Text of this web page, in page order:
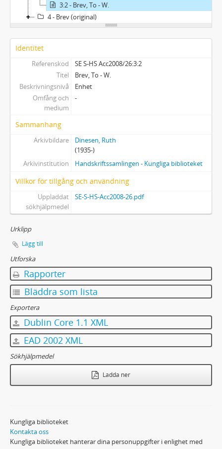
3:2 - Brev, To - W.
4 - Brev (original)
Identitet
Referenskod
SE S-HS Acc2008/26:3:2
Titel
Brev, To - W.
Beskrivningsnivå
Enhet
Omfång och
medium
-
Sammanhang
Arkivbildare
Dinesen, Ruth
(1935-)
Arkivinstitution
Handskriftssamlingen - Kungliga biblioteket
Villkor för tillgång och användning
Uppladdat
sökhjälpmedel
SE-S-HS-Acc2008-26.pdf
Urklipp
Lägg till
Utforska
Rapporter
Bläddra som lista
Exportera
Dublin Core 1.1 XML
EAD 2002 XML
Sökhjälpmedel
Ladda ner
Kungliga biblioteket
Kontakta oss
Kungliga biblioteket hanterar dina personuppgifter i enlighet med